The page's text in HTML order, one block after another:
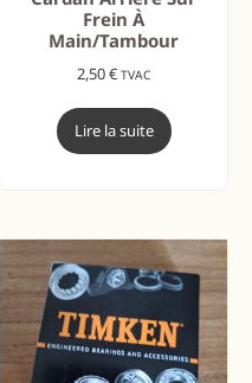
Frein À
Main/tambour
2,50€ TVAC
Lire la suite